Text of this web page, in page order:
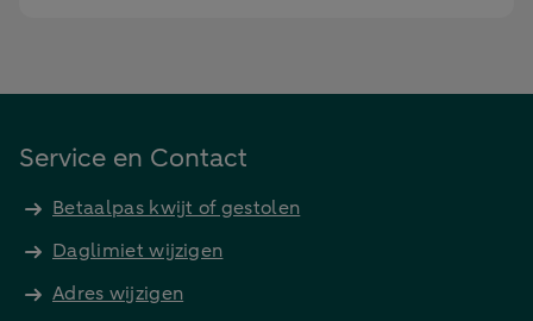
Service en Contact
Betaalpas kwijt of gestolen
Daglimiet wijzigen
Adres wijzigen